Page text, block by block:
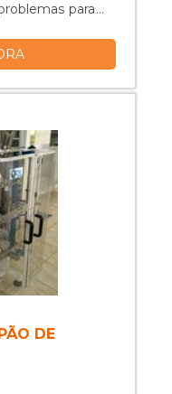
para a
é essencial
ela esteja em
é a seladora
DE